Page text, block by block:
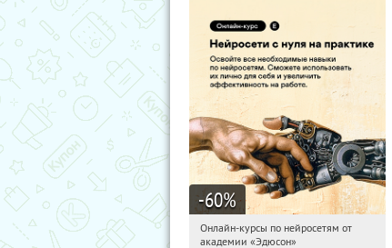
-60%
22:33:13 Получили:
Онлайн-курсы по нейросетям от
академии «Эдюсон»